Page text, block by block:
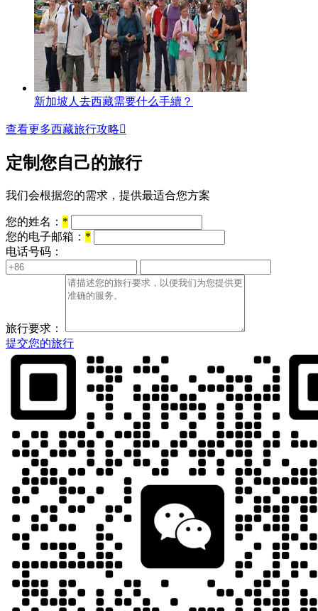
新加坡人去西藏需要什么手續？
查看更多西藏旅行攻略
定制您自己的旅行
我们会根据您的需求，提供最适合您方案
您的姓名： *
您的电子邮箱： *
电话号码：
旅行要求：
提交您的旅行